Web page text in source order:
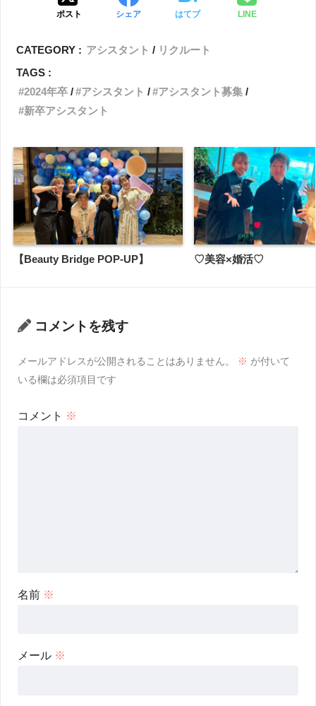
ポスト シェア はてブ LINE
CATEGORY : アシスタント
リクルート
TAGS :
2024年卒
アシスタント
アシスタント募集
新卒アシスタント
【Beauty Bridge POP-UP】 ♡美容×婚活♡
コメントを残す
メールアドレスが公開されることはありません。 ※ が付いて
いる欄は必須項目です
コメント ※
名前 ※
メール ※